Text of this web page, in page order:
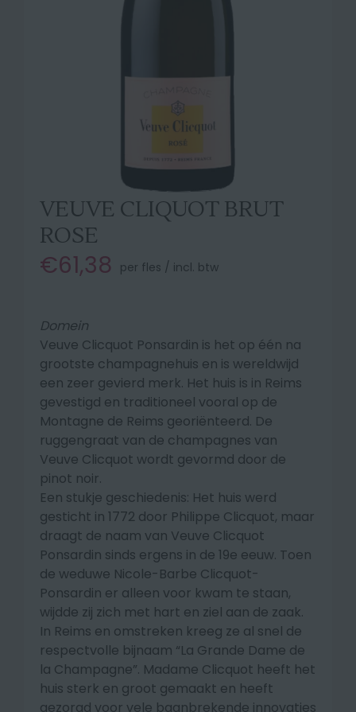
VEUVE CLIQUOT BRUT
ROSE
€61,38 per fles / incl. btw
Domein
Veuve Clicquot Ponsardin is het op één na
grootste champagnehuis en is wereldwijd
een zeer gevierd merk. Het huis is in Reims
gevestigd en traditioneel vooral op de
Montagne de Reims georiënteerd. De
ruggengraat van de champagnes van
Veuve Clicquot wordt gevormd door de
pinot noir.
Een stukje geschiedenis: Het huis werd
gesticht in 1772 door Philippe Clicquot, maar
draagt de naam van Veuve Clicquot
Ponsardin sinds ergens in de 19e eeuw. Toen
de weduwe Nicole-Barbe Clicquot-
Ponsardin er alleen voor kwam te staan,
wijdde zij zich met hart en ziel aan de zaak.
In Reims en omstreken kreeg ze al snel de
respectvolle bijnaam “La Grande Dame de
la Champagne”. Madame Clicquot heeft het
huis sterk en groot gemaakt en heeft
gezorgd voor vele baanbrekende innovaties